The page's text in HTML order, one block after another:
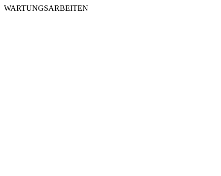
WARTUNGSARBEITEN